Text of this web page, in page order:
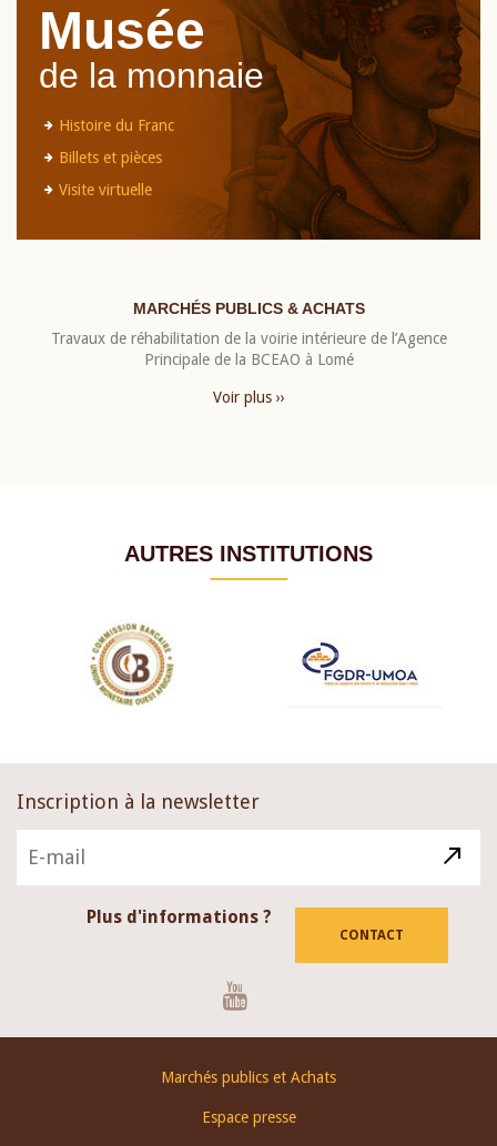
Musée
de la monnaie
Histoire du Franc
Billets et pièces
Visite virtuelle
MARCHÉS PUBLICS & ACHATS
Travaux de réhabilitation de la voirie intérieure de l’Agence
Principale de la BCEAO à Lomé
Voir plus ››
AUTRES INSTITUTIONS
Inscription à la newsletter
Plus d'informations ?
CONTACT
Marchés publics et Achats
Espace presse